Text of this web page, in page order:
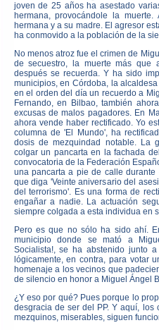
joven de 25 años ha asestado
hermana, provocándole la
hermana y a su madre. El agresor
ha conmovido a la población de la
No menos atroz fue el crimen de
de secuestro, la muerte más que
después se recuerda. Y ha sido
municipios, en Córdoba, la
en el orden del día un recuerdo a
Fernando, en Bilbao, también
excusas de malos pagadores. En
ahora vende haber rectificado. Yo
columna de 'El Mundo', ha
dosis de mezquindad notable. La
colgar un pancarta en la fachada
convocatoria de la Federación
una pancarta a pie de calle
que diga 'Veinte aniversario del
del terrorismo'. Es una forma de
engañar a nadie. La actuación
siempre colgada a esta individua en
Pero es que no sólo ha sido ahí.
municipio donde se mató a
Socialista!, se ha abstenido junto
lógicamente, en contra, para votar
homenaje a los vecinos que
de silencio en honor a Miguel Ángel
¿Y eso por qué? Pues porque lo
desgracia de ser del PP. Y aquí,
mezquinos, miserables, siguen